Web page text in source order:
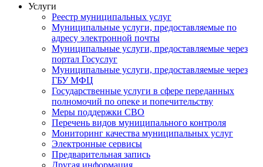
Услуги
Реестр муниципальных услуг
Муниципальные услуги, предоставляемые по
адресу электронной почты
Муниципальные услуги, предоставляемые через
портал Госуслуг
Муниципальные услуги, предоставляемые через
ГБУ МФЦ
Государственные услуги в сфере переданных
полномочий по опеке и попечительству
Меры поддержки СВО
Перечень видов муниципального контроля
Мониторинг качества муниципальных услуг
Электронные сервисы
Предварительная запись
Другая информация